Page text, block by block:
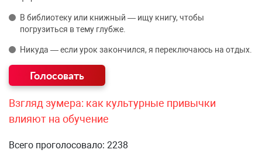
В библиотеку или книжный — ищу книгу, чтобы
погрузиться в тему глубже.
Никуда — если урок закончился, я переключаюсь на отдых.
Взгляд зумера: как культурные привычки
влияют на обучение
Всего проголосовало: 2238